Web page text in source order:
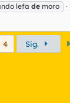
lefa de moro
4 Sig.